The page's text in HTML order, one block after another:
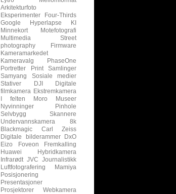
Arkitekturfoto
Eksperimenter
Four-Thirds
Google
Hyperlapse
KI
Minnekort
Motefotografi
Multimedia
Street
photography
Firmware
Kameramarkedet
Kameravalg
PhaseOne
Portretter
Print
Samlinger
Samyang
Sosiale medier
Stativer
DJI
Digitale
filmkamera Ekstremkamera
I felten
Moro
Museer
Nyvinninger
Pinhole
Selvbygg
Skannere
Undervannskamera
8k
Blackmagic
Carl Zeiss
Digitale bilderammer
DxO
Eizo
Foveon
Fremkalling
Huawei
Hybridkamera
Infrarødt JVC
Journalistikk
Luftfotografering
Mamiya
Posisjonering
Presentasjoner
Prosjektorer
Webkamera